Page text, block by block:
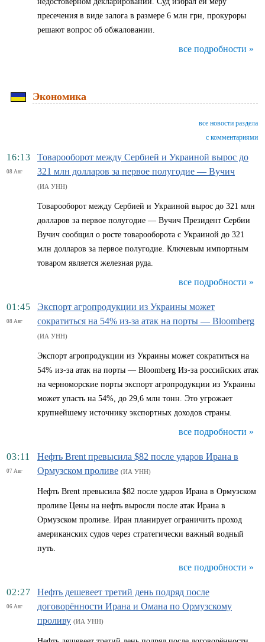
пресечения в виде залога в размере 6 млн грн, прокуроры
решают вопрос об обжаловании.
все подробности »
Экономика
все новости раздела
с комментариями
16:13
08 Авг
Товарооборот между Сербией и Украиной вырос до
321 млн долларов за первое полугодие — Вучич
(ИА УНН)
Товарооборот между Сербией и Украиной вырос до 321 млн
долларов за первое полугодие — Вучич Президент Сербии
Вучич сообщил о росте товарооборота с Украиной до 321
млн долларов за первое полугодие. Ключевым импортным
товаром является железная руда.
все подробности »
01:45
08 Авг
Экспорт агропродукции из Украины может
сократиться на 54% из-за атак на порты — Bloomberg
(ИА УНН)
Экспорт агропродукции из Украины может сократиться на
54% из-за атак на порты — Bloomberg Из-за российских атак
на черноморские порты экспорт агропродукции из Украины
может упасть на 54%, до 29,6 млн тонн. Это угрожает
крупнейшему источнику экспортных доходов страны.
все подробности »
03:11
07 Авг
Нефть Brent превысила $82 после ударов Ирана в
Ормузском проливе (ИА УНН)
Нефть Brent превысила $82 после ударов Ирана в Ормузском
проливе Цены на нефть выросли после атак Ирана в
Ормузском проливе. Иран планирует ограничить проход
американских судов через стратегически важный водный
путь.
все подробности »
02:27
06 Авг
Нефть дешевеет третий день подряд после
договорённости Ирана и Омана по Ормузскому
проливу (ИА УНН)